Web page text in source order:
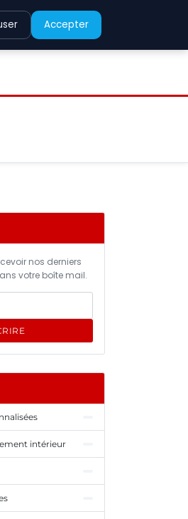
nos derniers
votre boîte mail.
intérieur
Accepter